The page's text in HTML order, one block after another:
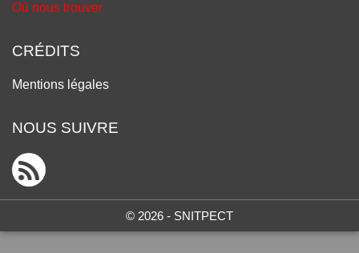
Où nous trouver
CRÉDITS
Mentions légales
NOUS SUIVRE
© 2026 - SNITPECT